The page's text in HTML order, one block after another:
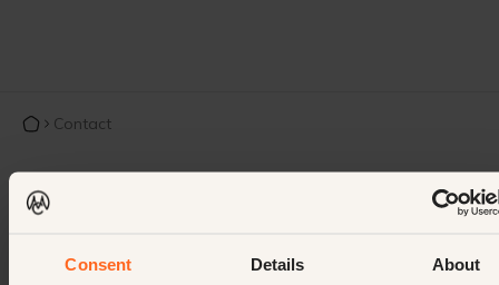
Consent Details About
Contact